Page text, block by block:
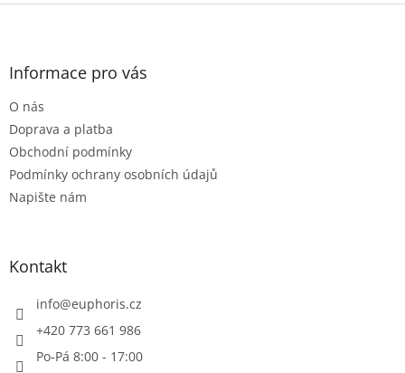
Z
Informace pro vás
O nás
Doprava a platba
Obchodní podmínky
Podmínky ochrany osobních údajů
Napište nám
Kontakt
info@euphoris.cz
+420 773 661 986
Po-Pá 8:00 - 17:00